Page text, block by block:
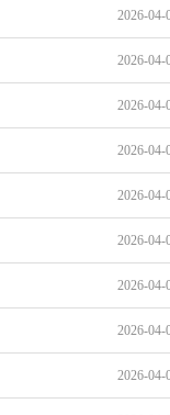
2026-04-
2026-04-
2026-04-
2026-04-
2026-04-
2026-04-
2026-04-
2026-04-
2026-04-